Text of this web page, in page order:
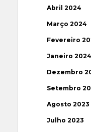
Abril 2024
Março 2024
Fevereiro
Janeiro 2024
Dezembro
Setembro
Agosto 2023
Julho 2023